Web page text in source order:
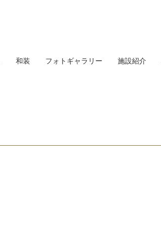
和装 フォトギャラリー 施設紹介